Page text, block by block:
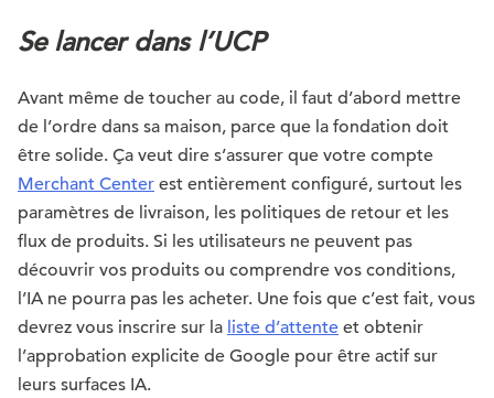
Se lancer dans l’UCP
Avant même de toucher au code, il faut d’abord mettre
de l’ordre dans sa maison, parce que la fondation doit
être solide. Ça veut dire s’assurer que votre compte
Merchant Center est entièrement configuré, surtout les
paramètres de livraison, les politiques de retour et les
flux de produits. Si les utilisateurs ne peuvent pas
découvrir vos produits ou comprendre vos conditions,
l’IA ne pourra pas les acheter. Une fois que c’est fait, vous
devrez vous inscrire sur la liste d’attente et obtenir
l’approbation explicite de Google pour être actif sur
leurs surfaces IA.